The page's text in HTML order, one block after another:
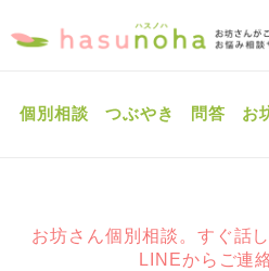
個別相談 つぶやき 問答 お
お坊さん個別相談。すぐ話
LINEからご連